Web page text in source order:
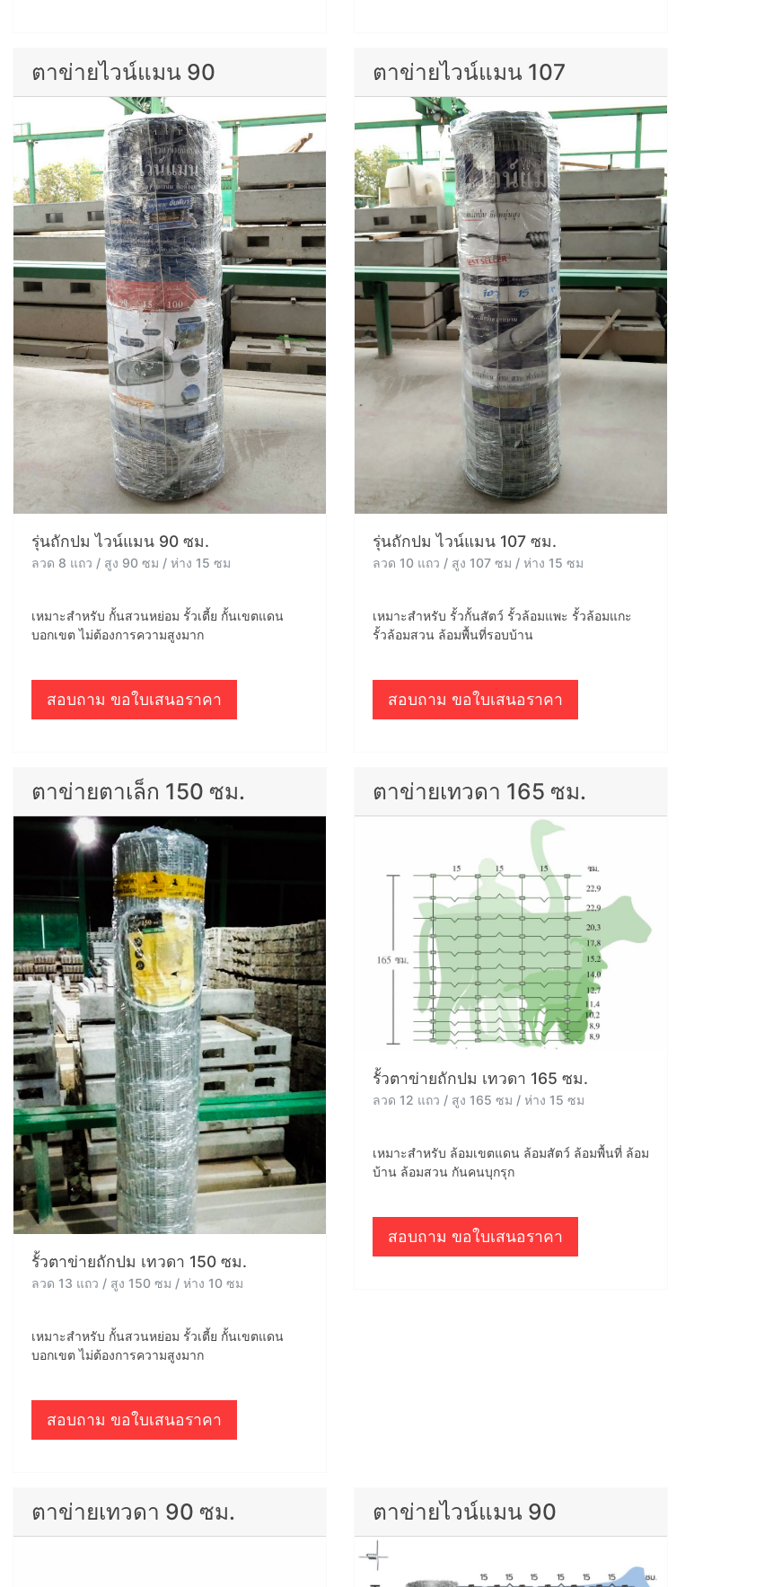
ตาข่ายไวน์แมน 90
รุ่นถักปม ไวน์แมน 90 ซม.
ลวด 8 แถว / สูง 90 ซม / ห่าง 15 ซม
เหมาะสำหรับ กั้นสวนหย่อม รั้วเตี้ย กั้นเขตแดน
บอกเขต ไม่ต้องการความสูงมาก
สอบถาม ขอใบเสนอราคา
ตาข่ายไวน์แมน 107
รุ่นถักปม ไวน์แมน 107 ซม.
ลวด 10 แถว / สูง 107 ซม / ห่าง 15 ซม
เหมาะสำหรับ รั้วกั้นสัตว์ รั้วล้อมแพะ รั้วล้อมแกะ
รั้วล้อมสวน ล้อมพื้นที่รอบบ้าน
สอบถาม ขอใบเสนอราคา
ตาข่ายตาเล็ก 150 ซม.
รั้วตาข่ายถักปม เทวดา 150 ซม.
ลวด 13 แถว / สูง 150 ซม / ห่าง 10 ซม
เหมาะสำหรับ กั้นสวนหย่อม รั้วเตี้ย กั้นเขตแดน
บอกเขต ไม่ต้องการความสูงมาก
สอบถาม ขอใบเสนอราคา
ตาข่ายเทวดา 165 ซม.
รั้วตาข่ายถักปม เทวดา 165 ซม.
ลวด 12 แถว / สูง 165 ซม / ห่าง 15 ซม
เหมาะสำหรับ ล้อมเขตแดน ล้อมสัตว์ ล้อมพื้นที่ ล้อม
บ้าน ล้อมสวน กันคนบุกรุก
สอบถาม ขอใบเสนอราคา
ตาข่ายเทวดา 90 ซม. ตาข่ายไวน์แมน 90